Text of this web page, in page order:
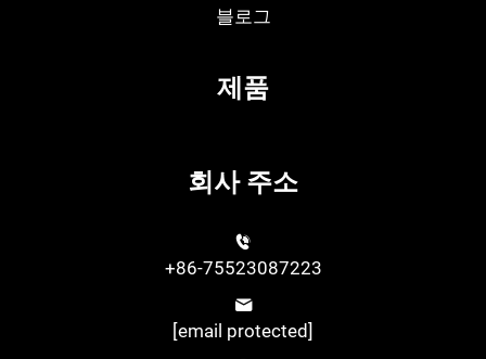
블로그
제품
회사 주소
+86-75523087223
[email protected]